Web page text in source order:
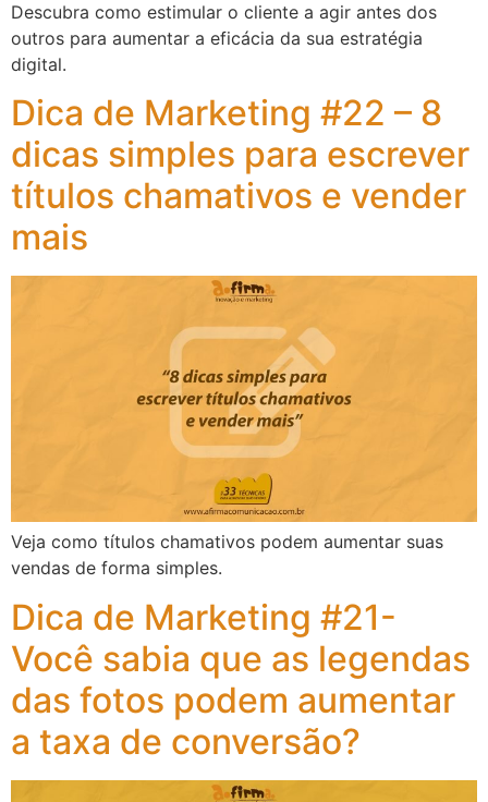
Descubra como estimular o cliente a agir antes dos
outros para aumentar a eficácia da sua estratégia
digital.
Dica de Marketing #22 – 8
dicas simples para escrever
títulos chamativos e vender
mais
Veja como títulos chamativos podem aumentar suas
vendas de forma simples.
Dica de Marketing #21-
Você sabia que as legendas
das fotos podem aumentar
a taxa de conversão?